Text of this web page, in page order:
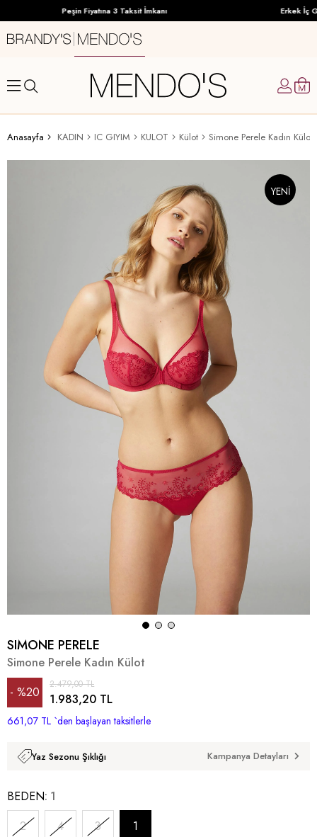
Peşin Fiyatına 3 Taksit İmkanı Erkek İç
Anasayfa KADIN IC GIYIM KULOT Külot Simone Perele Kadın Külot
YENI
SIMONE PERELE
Simone Perele Kadın Külot
%20
İndirim
2.479,00 TL
1.983,20 TL
661,07 TL `den başlayan taksitlerle
Yaz Sezonu Şıklığı Kampanya Detayları
BEDEN 1
2
4 3 1